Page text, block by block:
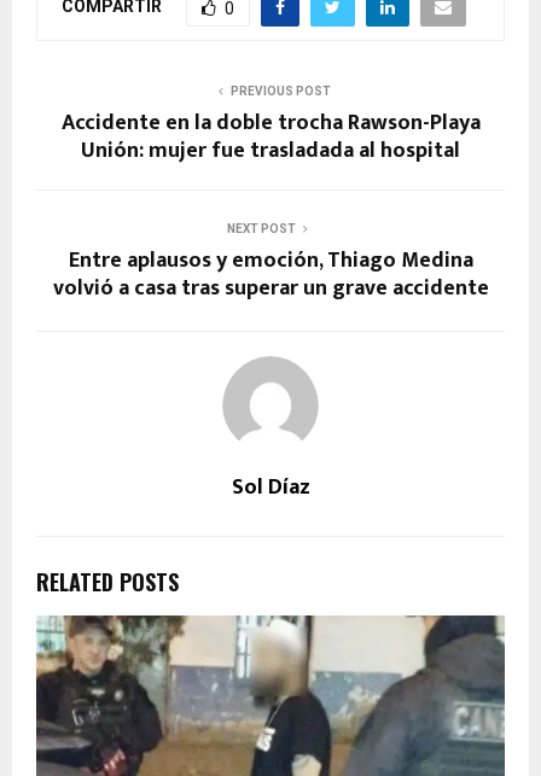
COMPARTIR 0
PREVIOUS POST
Accidente en la doble trocha Rawson-Playa
Unión: mujer fue trasladada al hospital
NEXT POST
Entre aplausos y emoción, Thiago Medina
volvió a casa tras superar un grave accidente
Sol Díaz
RELATED POSTS